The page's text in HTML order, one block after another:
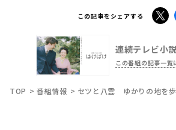
この記事をシェアする X
連続テレビ小
この番組の記事一覧
TOP 番組情報 セツと八雲 ゆかりの地を歩